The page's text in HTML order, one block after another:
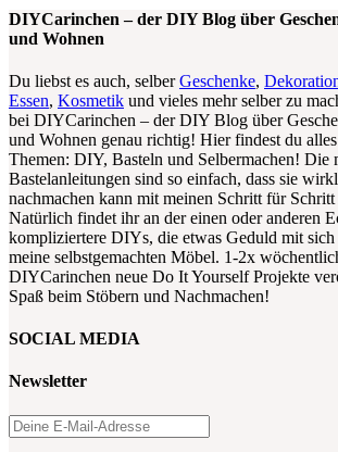
DIYCarinchen – der DIY Blog über
und Wohnen
Du liebst es auch, selberGeschenke,
Essen, Kosmetik und vieles mehr selber zu
bei DIYCarinchen – der DIY Blog über
und Wohnen genau richtig! Hier findest du
Themen: DIY, Basteln und Selbermachen! Die
Bastelanleitungen sind so einfach, dass sie
nachmachen kann mit meinen Schritt für
Natürlich findet ihr an der einen oder anderen
kompliziertere DIYs, die etwas Geduld mit
meine selbstgemachten Möbel. 1-2x
DIYCarinchen neue Do It Yourself Projekte
Spaß beim Stöbern und Nachmachen!
SOCIAL MEDIA
Newsletter